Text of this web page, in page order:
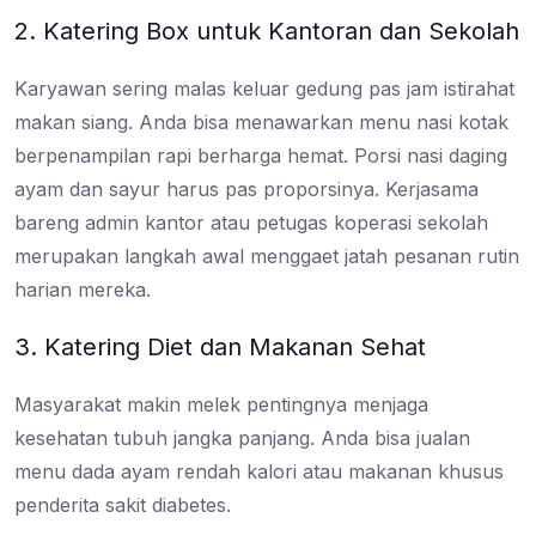
2. Katering Box untuk Kantoran dan Sekolah
Karyawan sering malas keluar gedung pas jam istirahat
makan siang. Anda bisa menawarkan menu nasi kotak
berpenampilan rapi berharga hemat. Porsi nasi daging
ayam dan sayur harus pas proporsinya. Kerjasama
bareng admin kantor atau petugas koperasi sekolah
merupakan langkah awal menggaet jatah pesanan rutin
harian mereka.
3. Katering Diet dan Makanan Sehat
Masyarakat makin melek pentingnya menjaga
kesehatan tubuh jangka panjang. Anda bisa jualan
menu dada ayam rendah kalori atau makanan khusus
penderita sakit diabetes.